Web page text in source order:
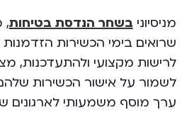
מניסיוני בשחר הנדסת בטיחות,
שרואים בימי הכשירות
לרישות מקצועי ולהתעדכנות,
לשמור על אישור הכשירות
ערך מוסף משמעותי לארגונים